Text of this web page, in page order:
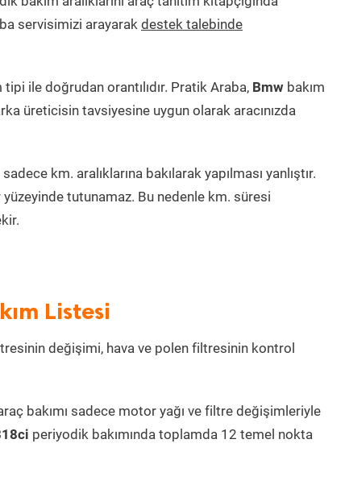
servisimizi arayarak destek talebinde
ile doğrudan orantılıdır. Pratik Araba, Bmw bakım
üreticisin tavsiyesine uygun olarak aracınızda
km. aralıklarına bakılarak yapılması yanlıştır.
tutunamaz. Bu nedenle km. süresi
Listesi
değişimi, hava ve polen filtresinin kontrol
bakımı sadece motor yağı ve filtre değişimleriyle
periyodik bakımında toplamda 12 temel nokta